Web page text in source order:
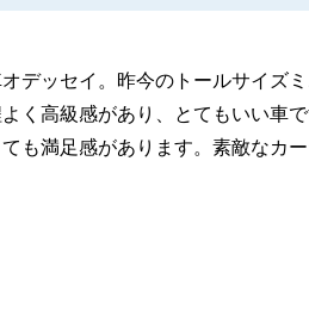
デッセイ。昨今のトールサイズ
く高級感があり、とてもいい車で
も満足感があります。素敵なカ